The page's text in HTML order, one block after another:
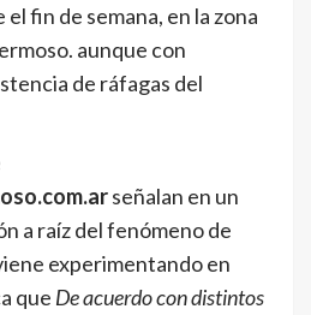
fin de semana, en la zona
aunque con
de ráfagas del
señalan en un
a raíz del fenómeno de
experimentando en
que De acuerdo con distintos